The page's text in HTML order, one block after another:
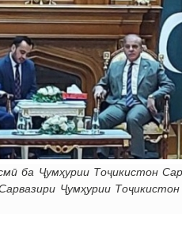
ба Ҷумҳурии Тоҷикистон
Ҷумҳурии Тоҷикистон